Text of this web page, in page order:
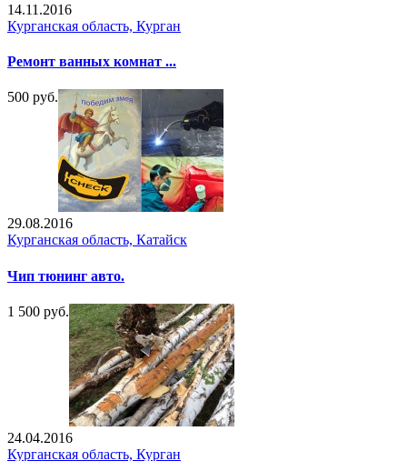
14.11.2016
Курганская область, Курган
Ремонт ванных комнат ...
500 руб.
29.08.2016
Курганская область, Катайск
Чип тюнинг авто.
1 500 руб.
24.04.2016
Курганская область, Курган